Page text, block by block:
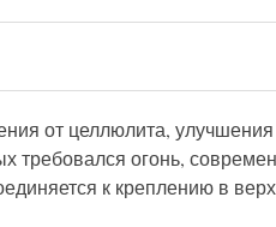
от целлюлита, улучшения
требовался огонь,
к креплению в